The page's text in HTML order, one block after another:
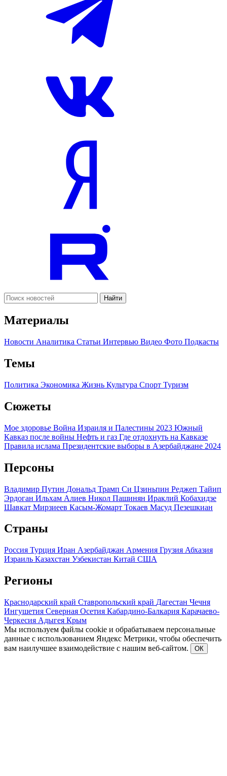
Найти
Материалы
Новости Аналитика Статьи Интервью Видео Фото Подкасты
Темы
Политика Экономика Жизнь Культура Спорт Туризм
Сюжеты
Мое здоровье Война Израиля и Палестины 2023 Южный
Кавказ после войны Нефть и газ Где отдохнуть на Кавказе
Правила ислама Президентские выборы в Азербайджане 2024
Персоны
Владимир Путин Дональд Трамп Си Цзиньпин Реджеп Тайип
Эрдоган Ильхам Алиев Никол Пашинян Ираклий Кобахидзе
Шавкат Мирзиеев Касым-Жомарт Токаев Масуд Пезешкиан
Страны
Россия Турция Иран Азербайджан Армения Грузия Абхазия
Израиль Казахстан Узбекистан Китай США
Регионы
Краснодарский край Ставропольский край Дагестан Чечня
Ингушетия Северная Осетия Кабардино-Балкария Карачаево-
Черкесия Адыгея Крым
Мы используем файлы cookie и обрабатываем персональные
данные с использованием Яндекс Метрики, чтобы обеспечить
вам наилучшее взаимодействие с нашим веб-сайтом.
ОК